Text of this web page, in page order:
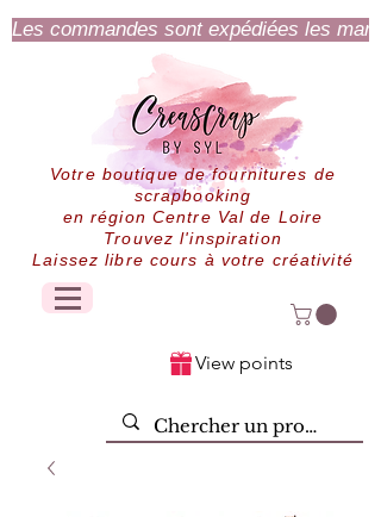
Les commandes sont expédiées les
Votre boutique de fournitures de
scrapbooking
en région Centre Val de Loire
Trouvez l'inspiration
Laissez libre cours à votre créativité
View points